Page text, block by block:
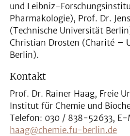
und Leibniz-
Pharmakologie), Prof. Dr.
(Technische Universität
Christian Drosten (Charité –
Berlin).
Kontakt
Prof. Dr. Rainer Haag, Freie
Institut für Chemie und
Telefon: 030 / 838-52633, E-
haag@chemie.fu-berlin.de